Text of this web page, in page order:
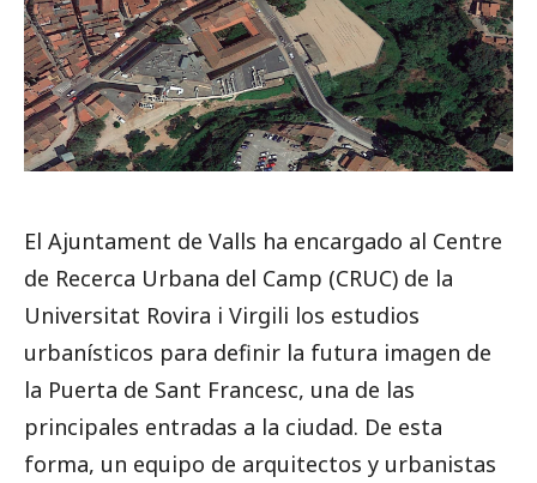
El Ajuntament de Valls ha encargado al Centre
de Recerca Urbana del Camp (CRUC) de la
Universitat Rovira i Virgili los estudios
urbanísticos para definir la futura imagen de
la Puerta de Sant Francesc, una de las
principales entradas a la ciudad. De esta
forma, un equipo de arquitectos y urbanistas